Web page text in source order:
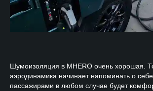
Шумоизоляция в MHERO очень хорошая.
аэродинамика начинает напоминать о
пассажирами в любом случае будет